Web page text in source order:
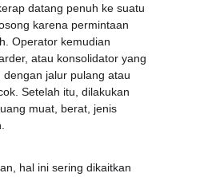
datang penuh ke suatu
karena permintaan
Operator kemudian
atau konsolidator yang
jalur pulang atau
Setelah itu, dilakukan
muat, berat, jenis
hal ini sering dikaitkan